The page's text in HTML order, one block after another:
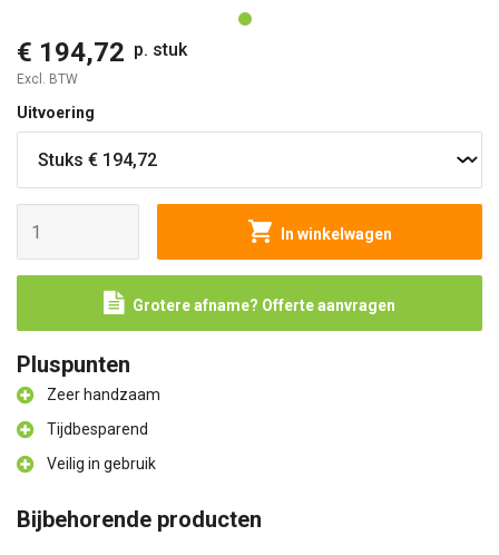
€ 194,72 p. stuk
Excl. BTW
Uitvoering
In winkelwagen
Grotere afname? Offerte aanvragen
Pluspunten
Zeer handzaam
Tijdbesparend
Veilig in gebruik
Bijbehorende producten